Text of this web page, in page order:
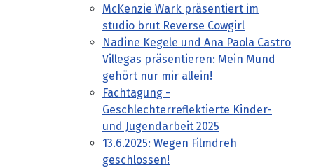
McKenzie Wark präsentiert im
studio brut Reverse Cowgirl
Nadine Kegele und Ana Paola Castro
Villegas präsentieren: Mein Mund
gehört nur mir allein!
Fachtagung -
Geschlechterreflektierte Kinder-
und Jugendarbeit 2025
13.6.2025: Wegen Filmdreh
geschlossen!